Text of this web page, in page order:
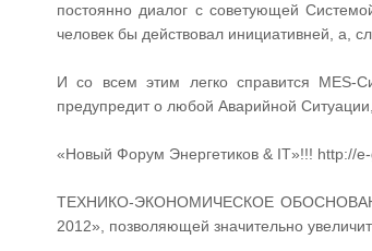
постоянно диалог с советующей
человек бы действовал инициативней, а,
И со всем этим легко справится MES-
предупредит о любой Аварийной
«Новый Форум Энергетиков & IT»!!! http://
ТЕХНИКО-ЭКОНОМИЧЕСКОЕ ОБОСНОВАНИЕ
2012», позволяющей значительно